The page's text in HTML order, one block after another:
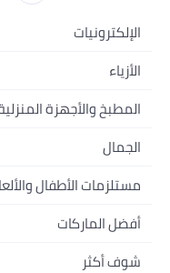
الإلكترونيات
الجوالات
اللابتوبات
الأجهزة المنزلية
التلفزيونات
السماعات
ألعاب القيمنق
الأزياء
أزياء نسائية
أزياء البنات
أزياء الأولاد
المجوهرات
حقائب نسائية
المطبخ والأجهزة المنزلية
الحمام
المطبخ والسفرة
أدوات وتحسين المنزل
الجمال
العطور
العناية بالشعر
العناية بالبشرة
مستلزمات الأطفال والألعاب
الحفاضات
أفضل الماركات
سامسونج
شوف أكثر